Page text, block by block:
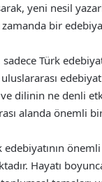
yeni nesil
bir
sadece Türk
dilinin ne denli
alanda önemli
edebiyatının
Hayatı